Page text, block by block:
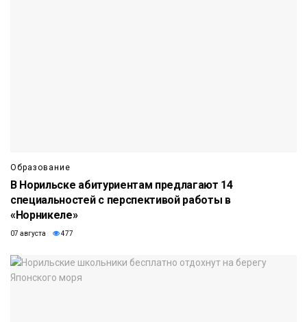
Образование
В Норильске абитуриентам предлагают 14
специальностей с перспективой работы в
«Норникеле»
07 августа 477